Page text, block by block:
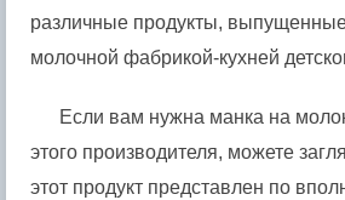
различные продукты,
молочной фабрикой-кухней
Если вам нужна манка на
этого производителя, можете
этот продукт представлен по